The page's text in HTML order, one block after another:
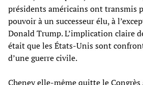
présidents américains ont transmis
pouvoir à un successeur élu, à
Donald Trump. L’implication claire
était que les États-Unis sont
d’une guerre civile.
Cheney elle-même quitte le Congrès